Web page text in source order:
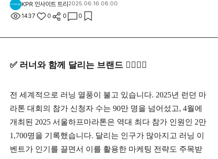
KPR 인사이트 트리 2025.06.16 08:00
1437 0 0 0
✅ 러너와 함께 달리는 브랜드 🏃‍♀️🏃‍♀️
전 세계적으로 러닝 열풍이 불고 있습니다. 2025년 런던 마
라톤 대회의 참가 신청자 수는 90만 명을 넘어섰고, 4월에
개최된 2025 서울하프마라톤은 역대 최다 참가 인원인 2만
1,700명을 기록했습니다. 달리는 인구가 많아지고 러닝 이
벤트가 인기를 끌면서 이를 활용한 마케팅 전략도 주목받